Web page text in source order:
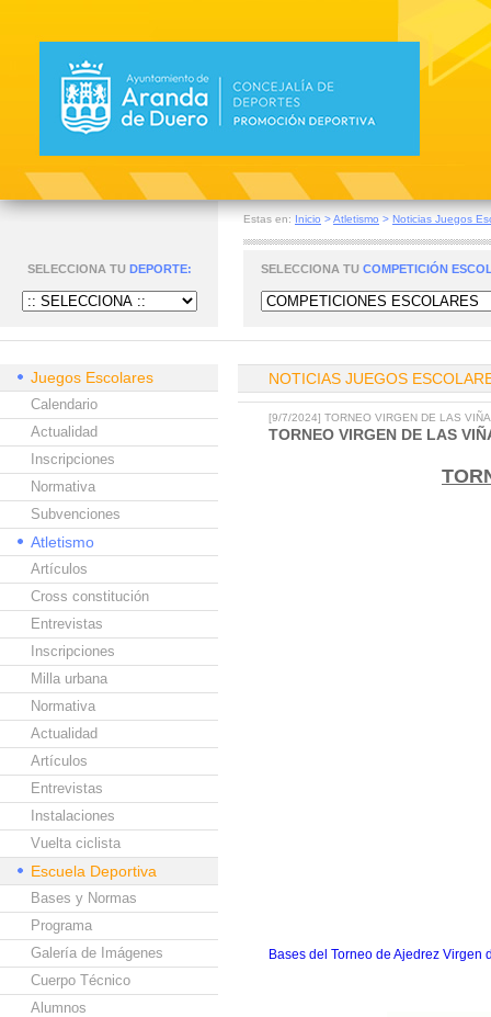
Estas en: Inicio >Atletismo > Noticias Juegos
SELECCIONA TU DEPORTE: SELECCIONA TU COMPETICIÓN
Juegos Escolares
Calendario
Actualidad
Inscripciones
Normativa
Subvenciones
Atletismo
Artículos
Cross constitución
Entrevistas
Inscripciones
Milla urbana
Normativa
Actualidad
Artículos
Entrevistas
Instalaciones
Vuelta ciclista
Escuela Deportiva
Bases y Normas
Programa
Galería de Imágenes
Cuerpo Técnico
Alumnos
NOTICIAS JUEGOS
[9/7/2024] TORNEO VIRGEN DE LAS
TORNEO VIRGEN DE LAS
Bases del Torneo de Ajedrez Virgen